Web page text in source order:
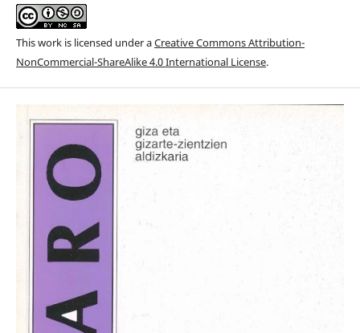
This work is licensed under aCreative Commons Attribution-
NonCommercial-ShareAlike 4.0 International License.